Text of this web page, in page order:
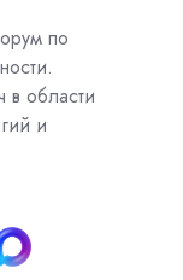
по
в области
и